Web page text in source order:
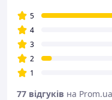
5
4
3
2
1
77 відгуків на